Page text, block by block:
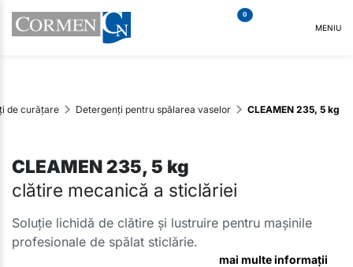
0
MENIU
de curățare Detergenți pentru spălarea vaselor CLEAMEN 235, 5 kg
CLEAMEN 235, 5 kg
clătire mecanică a sticlăriei
Soluție lichidă de clătire și lustruire pentru mașinile
profesionale de spălat sticlărie.
mai multe informații